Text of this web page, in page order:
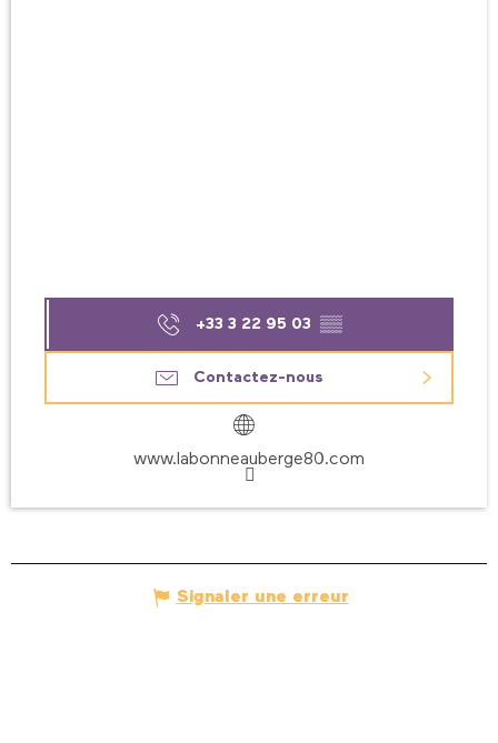
+33 3 22 95 03 ▒▒
Contactez-nous
www.labonneauberge80.com
Signaler une erreur